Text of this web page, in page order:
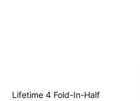
Lifetime 4 Fold-In-Half